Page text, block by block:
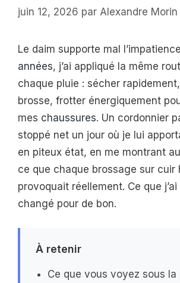
juin 12, 2026 par Alexandre Morin
Le daim supporte mal
années, j’ai appliqué la même
chaque pluie : sécher
brosse, frotter énergiquement
mes chaussures. Un cordonnier
stoppé net un jour où je lui
en piteux état, en me montrant
ce que chaque brossage sur cuir
provoquait réellement. Ce que j’ai
changé pour de bon.
À retenir
Ce que vous voyez sous la